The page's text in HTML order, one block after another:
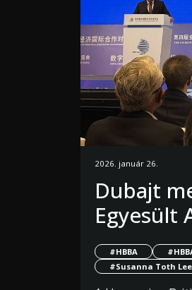
2026. január 26.
Dubajt
Egyesült
#HBBA
#Susanna Toth Lee